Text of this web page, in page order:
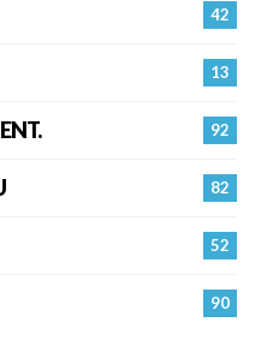
42
13
92
82
52
90